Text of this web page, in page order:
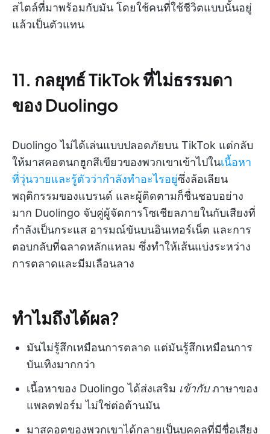
สไตล์ที่มาพร้อมกับมัน โดยใช้คนที่ใช้ชีวิตแบบนั้นอยู่
แล้วเป็นตัวแทน
11. กลยุทธ์ TikTok ที่ไม่ธรรมดา
ของ Duolingo
Duolingo ไม่ได้เล่นแบบปลอดภัยบน TikTok แต่กลับ
ให้มาสคอตนกฮูกสีเขียวของพวกเขาเข้าไปในเนื้อหา
ที่วุ่นวายและรู้ตัวว่ากำลังทำอะไรอยู่ซึ่งล้อเลียน
พฤติกรรมของแบรนด์ และผู้ติดตามก็ชื่นชอบอย่าง
มาก Duolingo จับคู่ผู้จัดการโซเชียลภายในกับเสียงที่
กำลังเป็นกระแส อารมณ์ขันบนอินเทอร์เน็ต และการ
ตอบกลับที่ฉลาดหลักแหลม ซึ่งทำให้เส้นแบ่งระหว่าง
การตลาดและมีมเลือนลาง
ทำไมถึงได้ผล?
มันไม่รู้สึกเหมือนการตลาด แต่มันรู้สึกเหมือนการ
บันเทิงมากกว่า
เนื้อหาของ Duolingo ได้ส่งเสริม เข้ากับภาษาของ
แพลตฟอร์ม ไม่ใช่ต่อต้านมัน
มาสคอตของพวกเขาได้กลายเป็นบุคคลที่มีชื่อเสียง